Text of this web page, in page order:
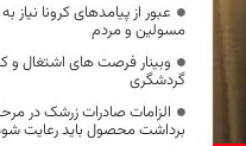
عبور از پیامدهای کرونا
مسولین و مردم
وبینار فرصت های اشتغال و
گردشگری
الزامات صادرات زرشک در
برداشت محصول باید رعایت